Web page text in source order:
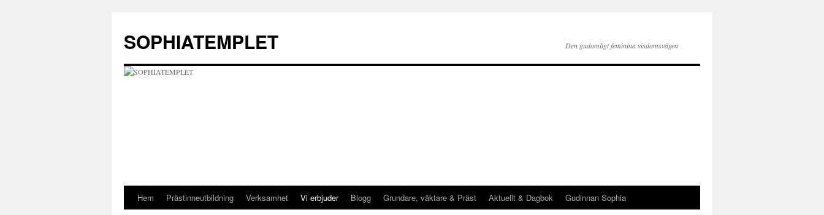
innehåll
SOPHIATEMPLET Den gudomligt feminina visdomsvägen
Hem Prästinneutbildning Verksamhet Vi erbjuder Blogg Grundare, väktare & Präst Aktuellt & Dagbok Gudinnan Sophia